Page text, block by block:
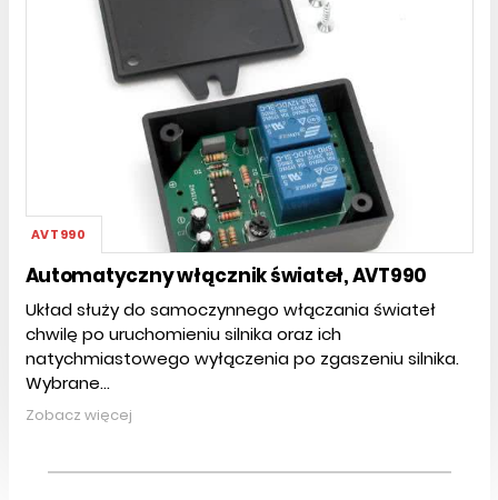
AVT990
Automatyczny włącznik świateł, AVT990
Układ służy do samoczynnego włączania świateł
chwilę po uruchomieniu silnika oraz ich
natychmiastowego wyłączenia po zgaszeniu silnika.
Wybrane...
Zobacz więcej